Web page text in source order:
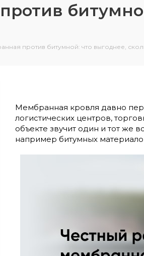
против битумной: что выгоднее,
Мембранная кровля давно
логистических центров,
объекте звучит один и тот же
например битумных